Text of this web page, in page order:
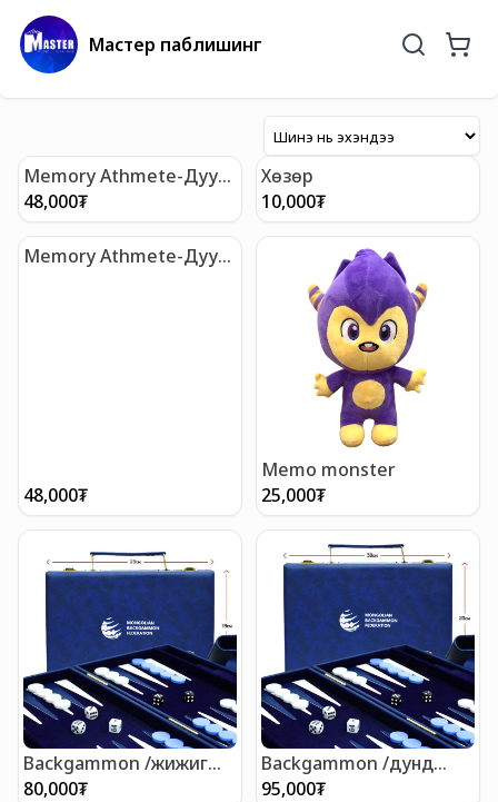
Мастер паблишинг
Memory Athmete-Дуу
тусгаарлах чихэвч /
Загвар-2/
48,000₮
Хөзөр
10,000₮
Memory Athmete-Дуу
48,000₮
Memo monster
25,000₮
Backgammon /жижиг
цүнхтэй/ 28х19 см
80,000₮
Backgammon /дунд
цүнхтэй/ 38х23 см
95,000₮